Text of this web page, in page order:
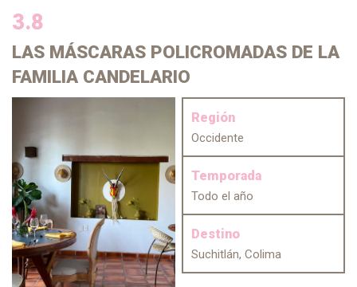
3.8
LAS MÁSCARAS POLICROMADAS DE LA
FAMILIA CANDELARIO
Región
Occidente
Temporada
Todo el año
Destino
Suchitlán, Colima